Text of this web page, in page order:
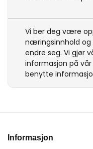
Vi ber deg være
næringsinnhold og
endre seg. Vi gjør
informasjon på
benytte
Informasjon